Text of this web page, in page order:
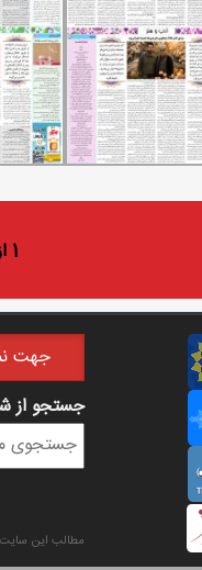
1 از 186
جهت نمايش
فرم
جستجو از شماره
مطالب این سایت